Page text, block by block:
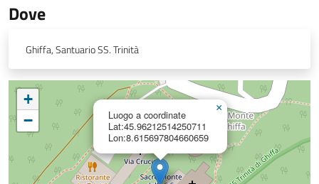
Dove
Ghiffa, Santuario SS. Trinità
Luogo a coordinate
Lat:45.96212514250711
Lon:8.615697804660659
×
+
−